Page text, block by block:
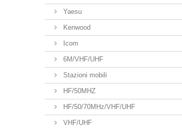
Yaesu
Kenwood
Icom
6M/VHF/UHF
Stazioni mobili
HF/50MHZ
HF/50/70MHz/VHF/UHF
VHF/UHF